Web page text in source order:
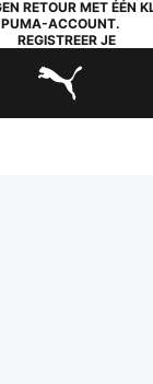
RETOUR MET ÉÉN
PUMA-ACCOUNT.
REGISTREER JE
PUMA.com